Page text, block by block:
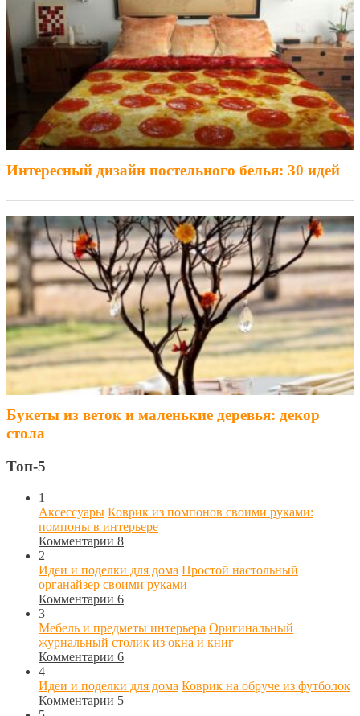
Интересный дизайн постельного белья: 30 идей
Букеты из веток и маленькие деревья: декор
стола
Топ-5
1
Аксессуары Коврик из помпонов своими руками:
помпоны в интерьере
Комментарии 8
2
Идеи и поделки для дома Простой настольный
органайзер своими руками
Комментарии 6
3
Мебель и предметы интерьера Оригинальный
журнальный столик из окна и книг
Комментарии 6
4
Идеи и поделки для дома Коврик на обруче из футболок
Комментарии 5